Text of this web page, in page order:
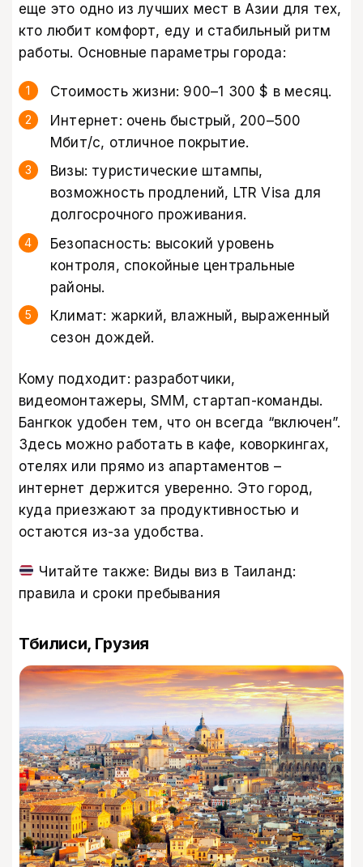
еще это одно из лучших мест в Азии для тех,
кто любит комфорт, еду и стабильный ритм
работы. Основные параметры города:
Стоимость жизни: 900–1 300 $ в месяц.
Интернет: очень быстрый, 200–500
Мбит/с, отличное покрытие.
Визы: туристические штампы,
возможность продлений, LTR Visa для
долгосрочного проживания.
Безопасность: высокий уровень
контроля, спокойные центральные
районы.
Климат: жаркий, влажный, выраженный
сезон дождей.
Кому подходит: разработчики,
видеомонтажеры, SMM, стартап-команды.
Бангкок удобен тем, что он всегда “включен”.
Здесь можно работать в кафе, коворкингах,
отелях или прямо из апартаментов –
интернет держится уверенно. Это город,
куда приезжают за продуктивностью и
остаются из-за удобства.
Читайте также: Виды виз в Таиланд:
правила и сроки пребывания
Тбилиси, Грузия